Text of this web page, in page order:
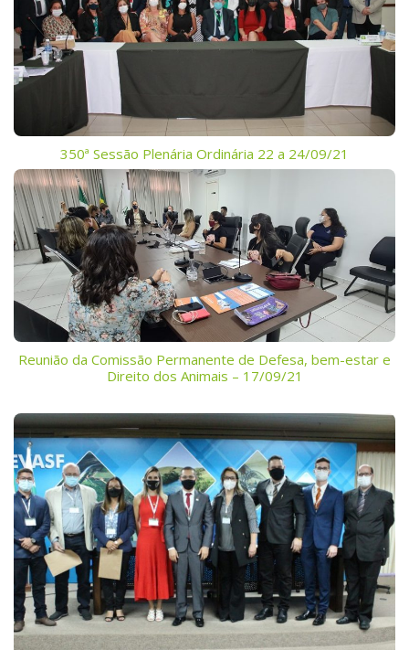
350ª Sessão Plenária Ordinária 22 a 24/09/21
Reunião da Comissão Permanente de Defesa, bem-estar e
Direito dos Animais – 17/09/21